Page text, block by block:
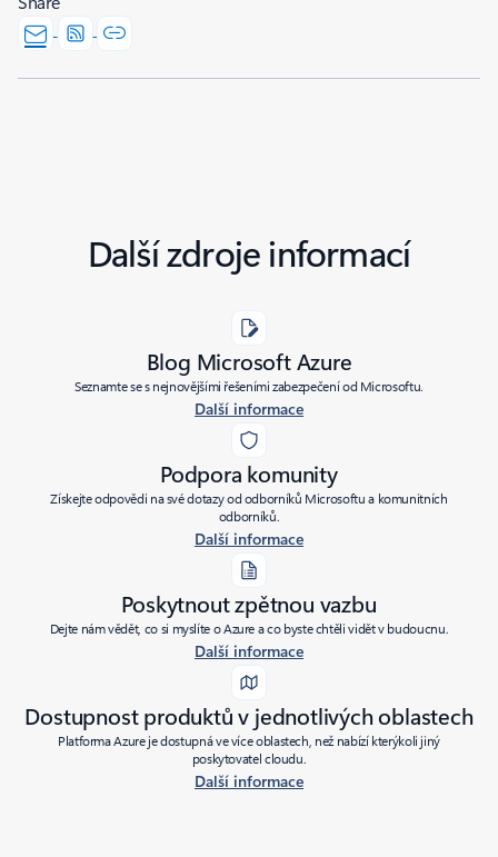
Další zdroje informací
Blog Microsoft Azure
Seznamte se s nejnovějšími řešeními zabezpečení od Microsoftu.
Další informace
Podpora komunity
Získejte odpovědi na své dotazy od odborníků Microsoftu a komunitních
odborníků.
Další informace
Poskytnout zpětnou vazbu
Dejte nám vědět, co si myslíte o Azure a co byste chtěli vidět v budoucnu.
Další informace
Dostupnost produktů v jednotlivých oblastech
Platforma Azure je dostupná ve více oblastech, než nabízí kterýkoli jiný
poskytovatel cloudu.
Další informace